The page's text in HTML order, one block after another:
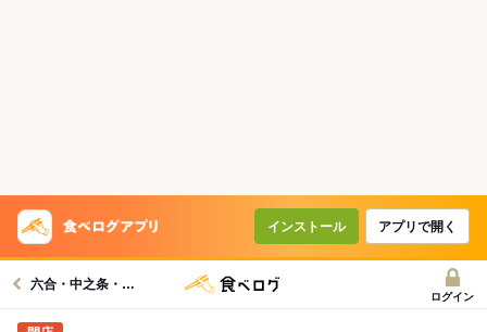
インストール アプリで開く
六合・中之条・吾妻グルメへ
ログイン